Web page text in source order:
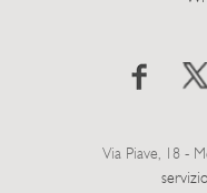
Via Piave, 18 -